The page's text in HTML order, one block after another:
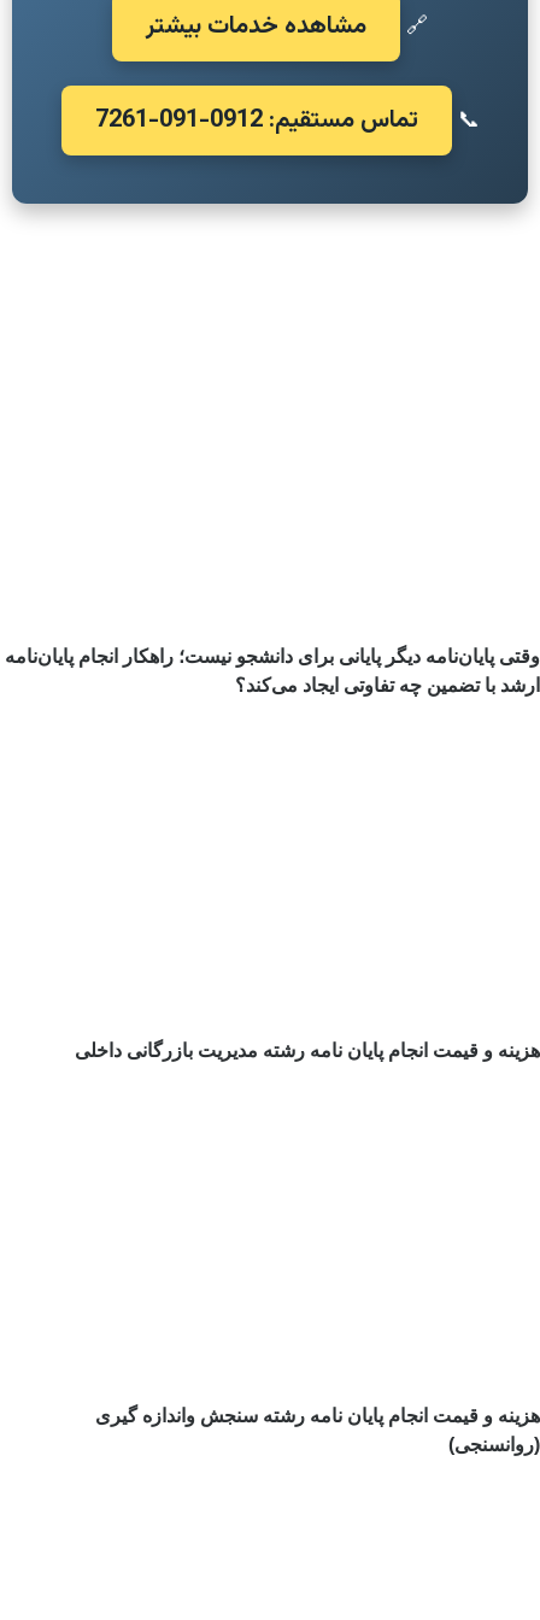
🔗 مشاهده خدمات بیشتر
📞 تماس مستقیم: 0912-091-7261
وقتی پایان‌نامه دیگر پایانی برای دانشجو نیست؛ راهکار انجام پایان‌نامه
ارشد با تضمین چه تفاوتی ایجاد می‌کند؟
هزینه و قیمت انجام پایان نامه رشته مدیریت بازرگانی داخلی
هزینه و قیمت انجام پایان نامه رشته سنجش واندازه گیری
(روانسنجی)